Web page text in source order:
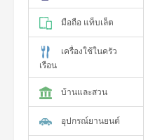
มือถือ แท็บเล็ต
เครื่องใช้ในครัว
เรือน
บ้านและสวน
อุปกรณ์ยานยนต์